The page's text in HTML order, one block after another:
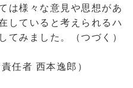
は様々な意見や思想があ
していると考えられるハ
てみました。（つづく）
任者 西本逸郎）